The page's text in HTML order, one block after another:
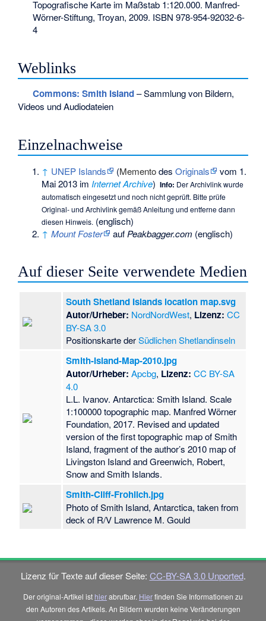
Topografische Karte im Maßstab 1:120.000. Manfred-
Wörner-Stiftung, Troyan, 2009. ISBN 978-954-92032-6-
4
Weblinks
Commons: Smith Island– Sammlung von Bildern,
Videos und Audiodateien
Einzelnachweise
↑ UNEP Islands (MementodesOriginals
vom 1.
Mai 2013 im Internet Archive) Info: Der Archivlink wurde
automatisch eingesetzt und noch nicht geprüft. Bitte prüfe
Original- und Archivlink gemäßAnleitung und entferne dann
diesen Hinweis. (englisch)
↑ Mount Foster auf Peakbagger.com (englisch)
Auf dieser Seite verwendete Medien
South Shetland Islands location map.svg
Autor/Urheber: NordNordWest, Lizenz: CC
BY-SA 3.0
Positionskarte derSüdlichen Shetlandinseln
Smith-Island-Map-2010.jpg
Autor/Urheber: Apcbg, Lizenz: CC BY-SA
4.0
L.L. Ivanov. Antarctica: Smith Island. Scale
1:100000 topographic map. Manfred Wörner
Foundation, 2017. Revised and updated
version of the first topographic map of Smith
Island, fragment of the author’s 2010 map of
Livingston Island and Greenwich, Robert,
Snow and Smith Islands.
Smith-Cliff-Frohlich.jpg
Photo of Smith Island, Antarctica, taken from
deck of R/V Lawrence M. Gould
Lizenz für Texte auf dieser Seite: CC-BY-SA 3.0 Unported.
Der original-Artikel ist hierabrufbar. Hierfinden Sie Informationen zu
den Autoren des Artikels. An Bildern wurden keine Veränderungen